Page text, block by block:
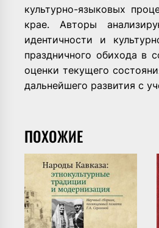
культурно-языковых
крае. Авторы
идентичности и
праздничного обихода в
оценки текущего
дальнейшего развития с
ПОХОЖИЕ